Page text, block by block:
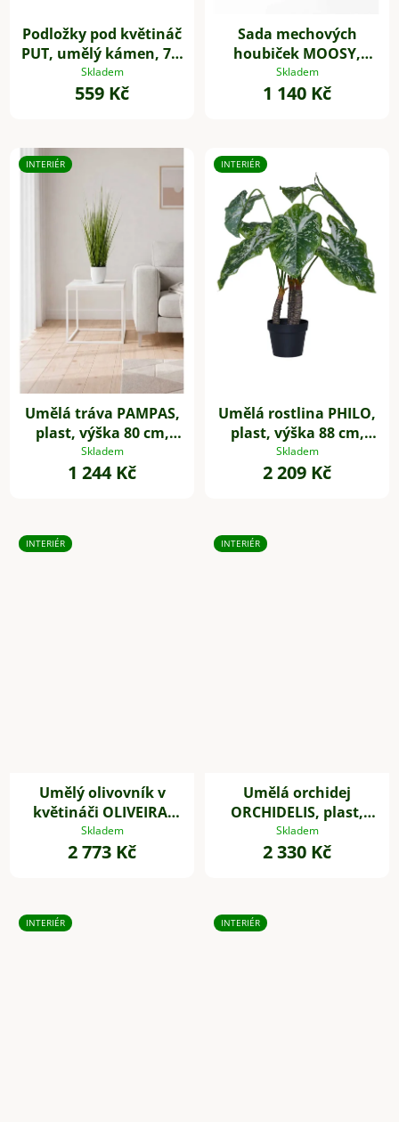
Podložky pod květináč
PUT, umělý kámen, 7 x
7 cm, 4-set, šedé
Skladem
559 Kč
Sada mechových
houbiček MOOSY,
plast, zelená
Skladem
1 140 Kč
INTERIÉR
Umělá tráva PAMPAS,
plast, výška 80 cm,
zelená
Skladem
1 244 Kč
INTERIÉR
Umělá rostlina PHILO,
plast, výška 88 cm,
zelená
Skladem
2 209 Kč
INTERIÉR
Umělý olivovník v
květináči OLIVEIRA,
plast, výška 60 cm
Skladem
2 773 Kč
INTERIÉR
Umělá orchidej
ORCHIDELIS, plast,
výška 87 cm, bílá
Skladem
2 330 Kč
INTERIÉR INTERIÉR